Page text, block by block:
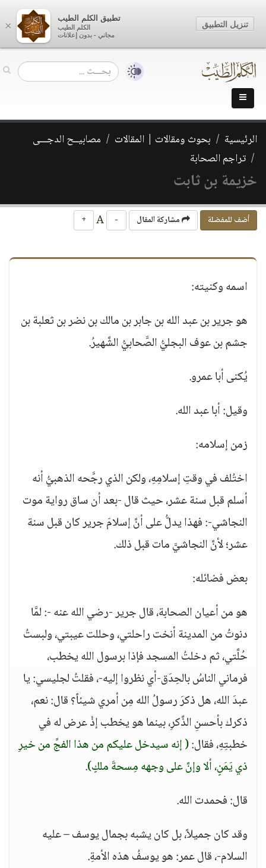
الرئيسية بحوث ومقالات | المقالات
مصابيــح الدجـــى
تراجم الصحابة
خزيمة بن ثابت
أضف للمفضلة مشاركة المقال -
+
اسمه وكنيته:
هو جرير بن عبد الله بن جابر بن مالك بن نضر بن ثعلبة بن
جشم بن عوف البجليُّ الصَّحابيُّ الشَّهيرُ.
يُكنى أبا عمرو.
وقيل: أبا عبد الله.
زمن إسلامه:
اختُلف في وقتِ إسلامِهِ، ولكن الذي رجَّحه الذهبيُّ أنه
أسلم قبل سنة عشر، حيث قال -بعد أن ساق رواية موت
النجاشي-: فهذا يدلُّ على أنَّ إسلامَ جرير كان قبل سنة
عشر؛ لأنَّ النجاشيَّ مات قبل ذلك.
بعض فضائله:
هو من أعيان الصحابة، قال جرير -رضي الله عنه -: لمَّا
دنوتُ من المدينة أنخت راحلتي، وحللت عيبتي، ولبستُ
حُلَّتي، ثم دخلتُ المسجد فإذا برسول الله يخطب،
فرماني الناسُ بالحِدَق-أي نظروا إليه-، فقلتُ لجليسي: يا
عبدَ الله، هل ذكرَ رسولُ الله مِن أمري شيئاً؟ قال: نعم،
ذكرك بأحسنِ الذِّكرِ، بينما هو يخطب إذْ عرض له في
خطبتِهِ، فقال:( إنه سيدخل عليكم من هذا الفجِّ من خيرِ
ذي يَمَنٍ، ألا وإنَّ على وجهه مِسحةَ ملكٍ).
قال: فحمدت الله.
وقد كان جميلاً، بل كان يشبه بجمال يوسف – عليه
السلام-، قال عمر: هو يوسفُ هذه الأمةِ.
×
تطبيق الكلم الطيب
الكلم الطيب
مجاني - بدون إعلانات
تنزيل التطبيق